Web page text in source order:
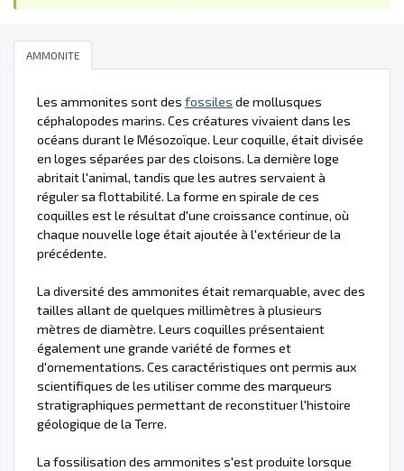
AMMONITE
Les ammonites sont des fossiles de mollusques
céphalopodes marins. Ces créatures vivaient dans les
océans durant le Mésozoïque. Leur coquille, était divisée
en loges séparées par des cloisons. La dernière loge
abritait l'animal, tandis que les autres servaient à
réguler sa flottabilité. La forme en spirale de ces
coquilles est le résultat d'une croissance continue, où
chaque nouvelle loge était ajoutée à l'extérieur de la
précédente.
La diversité des ammonites était remarquable, avec des
tailles allant de quelques millimètres à plusieurs
mètres de diamètre. Leurs coquilles présentaient
également une grande variété de formes et
d'ornementations. Ces caractéristiques ont permis aux
scientifiques de les utiliser comme des marqueurs
stratigraphiques permettant de reconstituer l'histoire
géologique de la Terre.
La fossilisation des ammonites s'est produite lorsque